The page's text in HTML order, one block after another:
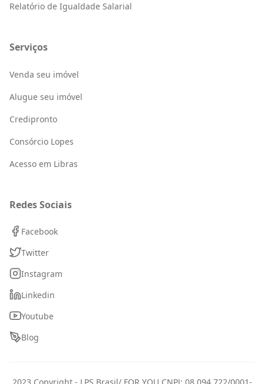
Relatório de Igualdade Salarial
Serviços
Venda seu imóvel
Alugue seu imóvel
Credipronto
Consórcio Lopes
Acesso em Libras
Redes Sociais
Facebook
Twitter
Instagram
Linkedin
Youtube
Blog